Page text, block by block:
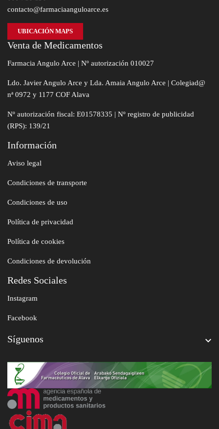
contacto@farmaciaanguloarce.es
UBICACIÓN MAPS
Venta de Medicamentos
Farmacia Angulo Arce | Nº autorización 010027
Ldo. Javier Angulo Arce y Lda. Amaia Angulo Arce | Colegiad@
nª 0972 y 1177 COF Alava
Nº autorización fiscal: E01578335 | Nº registro de publicidad
(RPS): 139/21
Información
Aviso legal
Condiciones de transporte
Condiciones de uso
Política de privacidad
Política de cookies
Condiciones de devolución
Redes Sociales
Instagram
Facebook
Síguenos 